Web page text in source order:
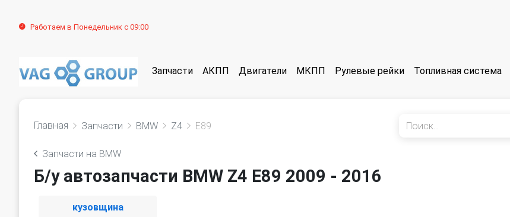
Работаем в Понедельник с 09:00
Запчасти АКПП Двигатели МКПП Рулевые рейки Топливная система
Главная Запчасти BMW Z4 E89
Запчасти на BMW
Б/у автозапчасти BMW Z4 E89 2009 - 2016
кузовщина